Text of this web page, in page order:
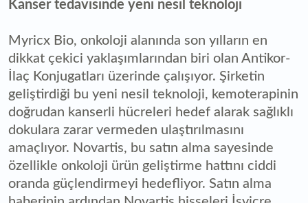
Kanser tedavisinde yeni nesil teknoloji
Myricx Bio, onkoloji alanında son yılların en
dikkat çekici yaklaşımlarından biri olan Antikor-
İlaç Konjugatları üzerinde çalışıyor. Şirketin
geliştirdiği bu yeni nesil teknoloji, kemoterapinin
doğrudan kanserli hücreleri hedef alarak sağlıklı
dokulara zarar vermeden ulaştırılmasını
amaçlıyor. Novartis, bu satın alma sayesinde
özellikle onkoloji ürün geliştirme hattını ciddi
oranda güçlendirmeyi hedefliyor. Satın alma